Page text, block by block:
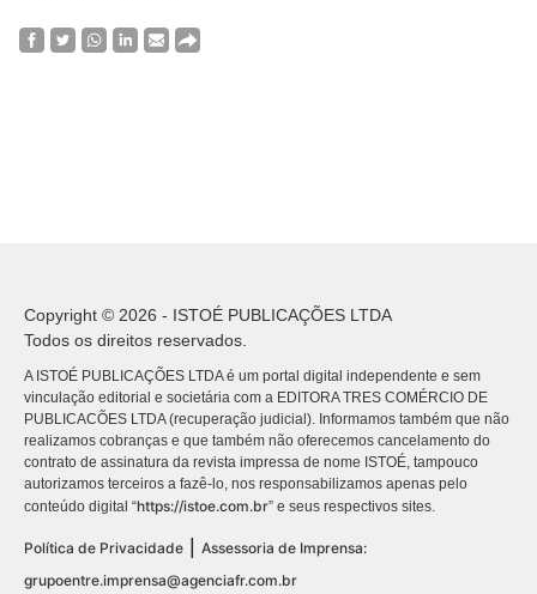
Copyright © 2026 - ISTOÉ PUBLICAÇÕES LTDA
Todos os direitos reservados.
A ISTOÉ PUBLICAÇÕES LTDA é um portal digital independente e sem
vinculação editorial e societária com a EDITORA TRES COMÉRCIO DE
PUBLICACÕES LTDA (recuperação judicial). Informamos também que não
realizamos cobranças e que também não oferecemos cancelamento do
contrato de assinatura da revista impressa de nome ISTOÉ, tampouco
autorizamos terceiros a fazê-lo, nos responsabilizamos apenas pelo
conteúdo digital “https://istoe.com.br” e seus respectivos sites.
Política de Privacidade
Assessoria de Imprensa:
grupoentre.imprensa@agenciafr.com.br